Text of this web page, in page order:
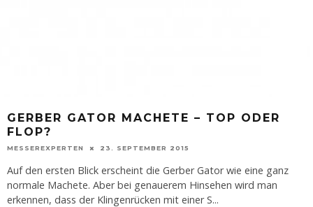
GERBER GATOR MACHETE – TOP ODER
FLOP?
MESSEREXPERTEN 23. SEPTEMBER 2015
Auf den ersten Blick erscheint die Gerber Gator wie eine ganz
normale Machete. Aber bei genauerem Hinsehen wird man
erkennen, dass der Klingenrücken mit einer S...